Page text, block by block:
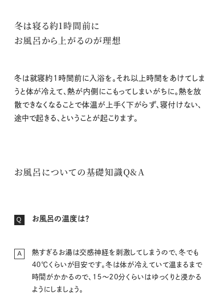
冬は寝る約1時間前に
お風呂から上がるのが理想
冬は就寝約1時間前に入浴を。それ以上時間をあけてしま
うと体が冷えて、熱が内側にこもってしまいがちに。熱を放
散できなくなることで体温が上手く下がらず、寝付けない、
途中で起きる、ということが起こります。
お風呂についての基礎知識Q&A
Q お風呂の温度は？
A
熱すぎるお湯は交感神経を刺激してしまうので、冬でも
40℃くらいが目安です。冬は体が冷えていて温まるまで
時間がかかるので、15～20分くらいはゆっくりと浸かる
ようにしましょう。